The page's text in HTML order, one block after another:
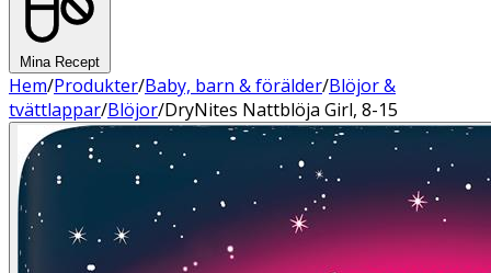
Mina Recept
Hem/Produkter/Baby, barn & förälder/Blöjor &
tvättlappar/Blöjor/DryNites Nattblöja Girl, 8-15